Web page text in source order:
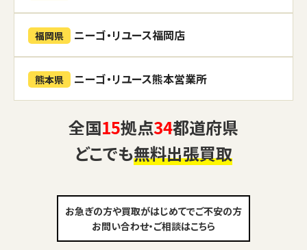
福岡県 ニーゴ・リユース福岡店
熊本県 ニーゴ・リユース熊本営業所
全国15拠点34都道府県
どこでも無料出張買取
お急ぎの方や買取がはじめてでご不安の方
お問い合わせ・ご相談はこちら